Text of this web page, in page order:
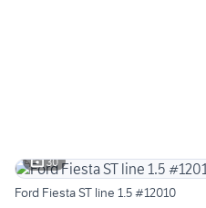
30
Ford Fiesta ST line 1.5 #12010